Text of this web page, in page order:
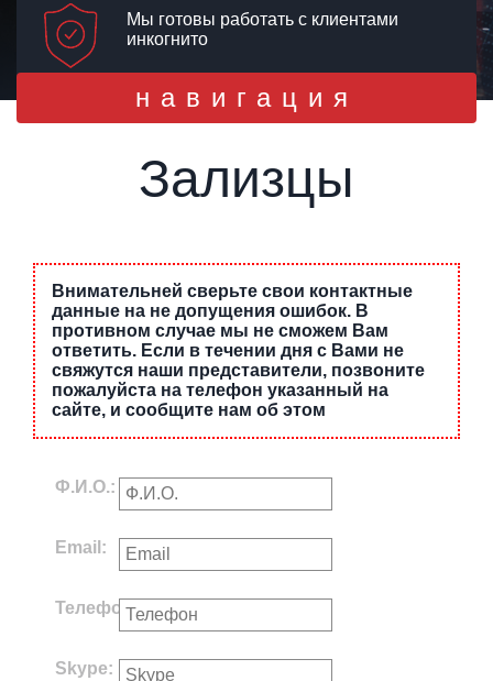
Мы готовы работать с клиентами
инкогнито
Toggle
navigation
навигация
Зализцы
Внимательней сверьте свои контактные
данные на не допущения ошибок. В
противном случае мы не сможем Вам
ответить. Если в течении дня с Вами не
свяжутся наши представители, позвоните
пожалуйста на телефон указанный на
сайте, и сообщите нам об этом
Ф.И.О.:
Email:
Телефон:
Skype: